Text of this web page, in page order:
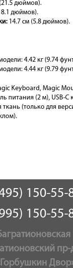
дюймов).
дюймов).
14.7 см (5.8 дюймов).
4.42 кг (9.74
4.44 кг (9.79
Keyboard, Magic
питания (2 м), USB-C
(только для
150-55-
150-55-
пр-